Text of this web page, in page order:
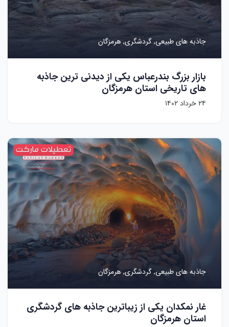
جاذبه های طبیعی,گردشگری,هرمزگان
بازار بزرگ بندرعباس یکی از دیدنی ترین جاذبه
های تاریخی استان هرمزگان
۲۴ خرداد ۱۴۰۲
جاذبه های طبیعی,گردشگری,هرمزگان
غار نمکدان یکی از زیباترین جاذبه های گردشگری
استان هرمزگان